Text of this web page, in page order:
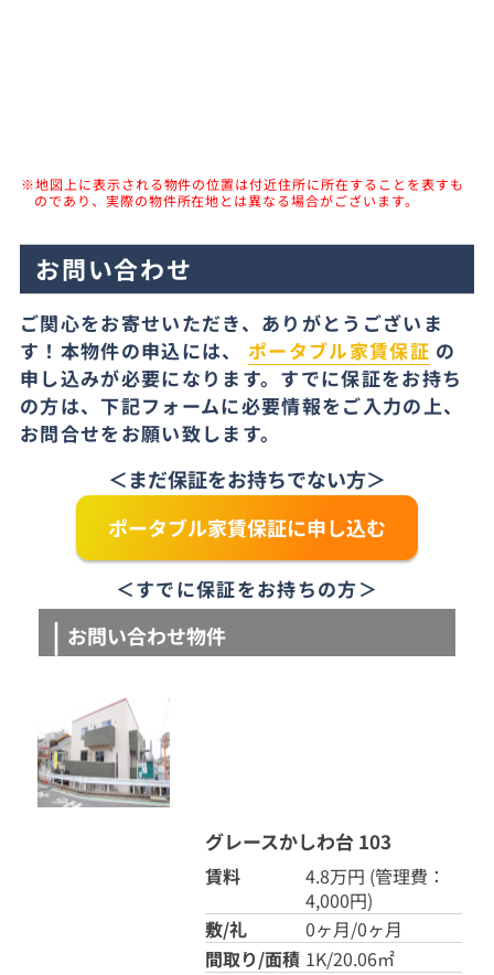
※地図上に表示される物件の位置は付近住所に所在することを表すも
のであり、実際の物件所在地とは異なる場合がございます。
お問い合わせ
ご関心をお寄せいただき、ありがとうございま
す！本物件の申込には、 ポータブル家賃保証 の
申し込みが必要になります。すでに保証をお持ち
の方は、下記フォームに必要情報をご入力の上、
お問合せをお願い致します。
＜まだ保証をお持ちでない方＞
ポータブル家賃保証に申し込む
＜すでに保証をお持ちの方＞
お問い合わせ物件
グレースかしわ台 103
賃料 4.8万円 (管理費：
4,000円)
敷/礼
0ヶ月/0ヶ月
間取り/面積 1K/20.06㎡